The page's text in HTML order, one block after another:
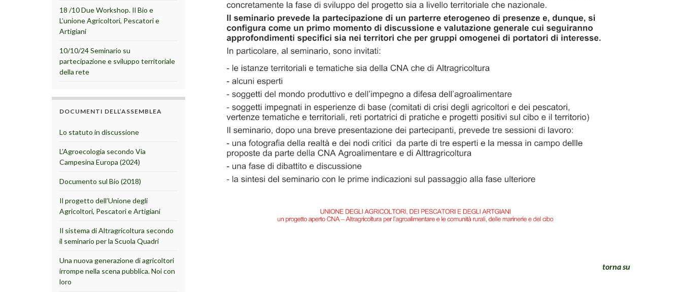
torna su
18 /10 Due Workshop. Il Bio e
L’unione Agricoltori, Pescatori e
Artigiani
10/10/24 Seminario su
partecipazione e sviluppo territoriale
della rete
DOCUMENTI DELL’ASSEMBLEA
Lo statuto in discussione
L’Agroecologia secondo Via
Campesina Europa (2024)
Documento sul Bio (2018)
Il progetto dell’Unione degli
Agricoltori, Pescatori e Artigiani
Il sistema di Altragricoltura secondo
il seminario per la Scuola Quadri
Una nuova generazione di agricoltori
irrompe nella scena pubblica. Noi con
loro